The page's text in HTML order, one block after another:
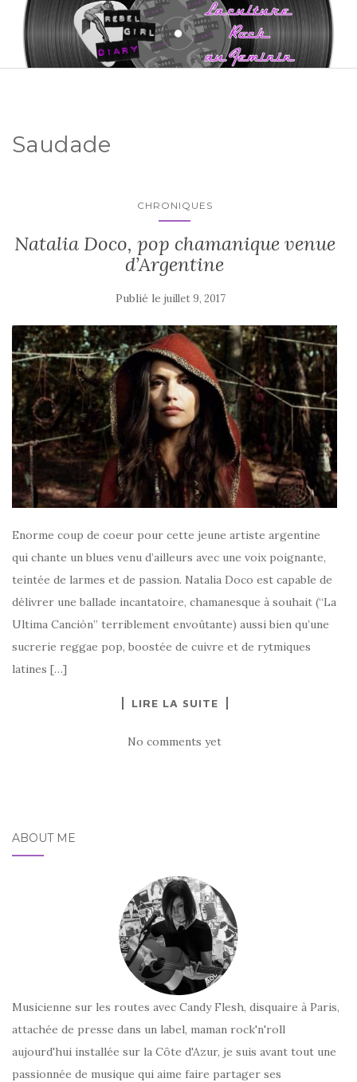
Saudade
CHRONIQUES
Natalia Doco, pop chamanique venue
d’Argentine
Publié le juillet 9, 2017
Enorme coup de coeur pour cette jeune artiste argentine
qui chante un blues venu d’ailleurs avec une voix poignante,
teintée de larmes et de passion. Natalia Doco est capable de
délivrer une ballade incantatoire, chamanesque à souhait (“La
Ultima Canciòn” terriblement envoûtante) aussi bien qu’une
sucrerie reggae pop, boostée de cuivre et de rytmiques
latines […]
LIRE LA SUITE
No comments yet
ABOUT ME
Musicienne sur les routes avec Candy Flesh, disquaire à Paris,
attachée de presse dans un label, maman rock'n'roll
aujourd'hui installée sur la Côte d'Azur, je suis avant tout une
passionnée de musique qui aime faire partager ses